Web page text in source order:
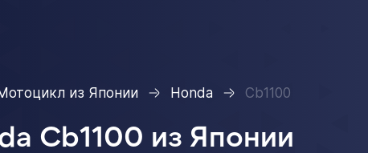
из Японии Honda Cb1100
Cb1100 из Японии